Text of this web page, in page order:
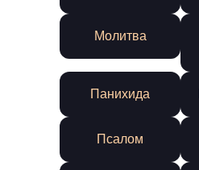
Молитва
Панихида
Псалом